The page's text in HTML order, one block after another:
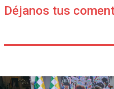
Déjanos tus